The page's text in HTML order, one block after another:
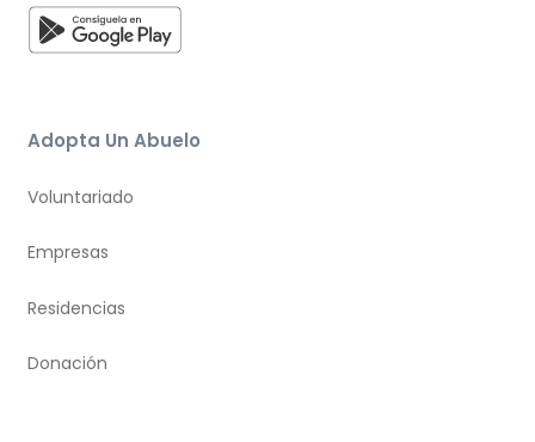
Adopta Un Abuelo
Voluntariado
Empresas
Residencias
Donación